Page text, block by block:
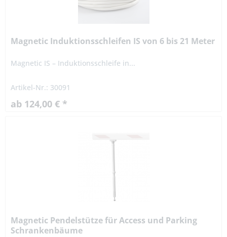
Magnetic Induktionsschleifen IS von 6 bis 21 Meter
Magnetic IS – Induktionsschleife in...
Artikel-Nr.: 30091
ab 124,00 € *
Magnetic Pendelstütze für Access und Parking
Schrankenbäume